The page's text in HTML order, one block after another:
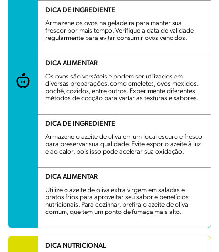
DICA DE INGREDIENTE
Armazene os ovos na geladeira para manter sua
frescor por mais tempo. Verifique a data de validade
regularmente para evitar consumir ovos vencidos.
DICA ALIMENTAR
Os ovos são versáteis e podem ser utilizados em
diversas preparações, como omeletes, ovos mexidos,
pochê, cozidos, entre outros. Experimente diferentes
métodos de cocção para variar as texturas e sabores.
DICA DE INGREDIENTE
Armazene o azeite de oliva em um local escuro e fresco
para preservar sua qualidade. Evite expor o azeite à luz
e ao calor, pois isso pode acelerar sua oxidação.
DICA ALIMENTAR
Utilize o azeite de oliva extra virgem em saladas e
pratos frios para aproveitar seu sabor e benefícios
nutricionais. Para cozinhar, prefira o azeite de oliva
comum, que tem um ponto de fumaça mais alto.
DICA NUTRICIONAL